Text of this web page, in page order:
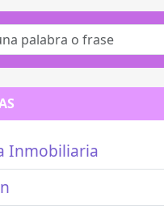
Inmobiliaria